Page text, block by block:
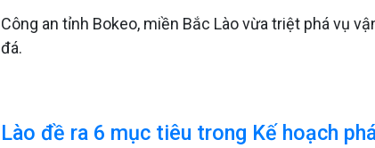
Công an tỉnh Bokeo, miền Bắc Lào vừa triệt phá vụ
đá.
Lào đề ra 6 mục tiêu trong Kế hoạch